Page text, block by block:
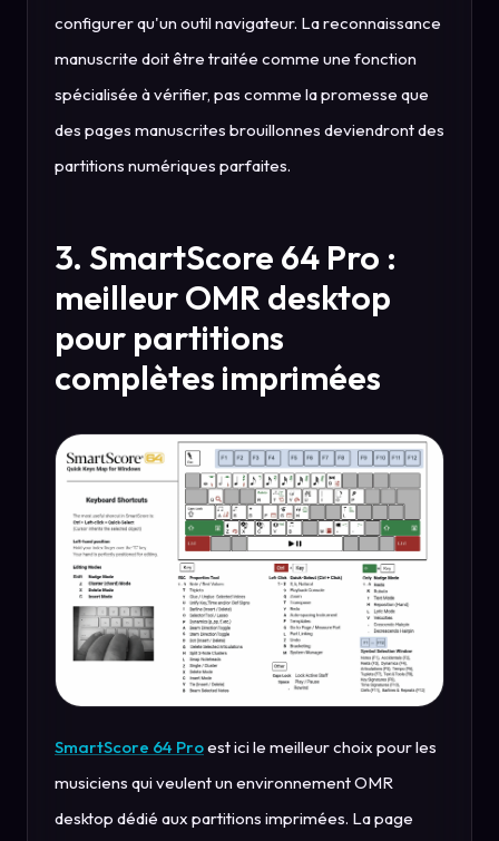
configurer qu'un outil navigateur. La reconnaissance
manuscrite doit être traitée comme une fonction
spécialisée à vérifier, pas comme la promesse que
des pages manuscrites brouillonnes deviendront des
partitions numériques parfaites.
3. SmartScore 64 Pro :
meilleur OMR desktop
pour partitions
complètes imprimées
SmartScore 64 Proest ici le meilleur choix pour les
musiciens qui veulent un environnement OMR
desktop dédié aux partitions imprimées. La page